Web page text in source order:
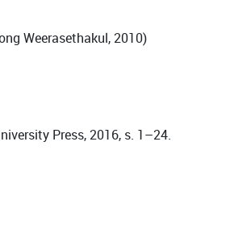
Weerasethakul, 2010)
Press, 2016, s. 1–24.